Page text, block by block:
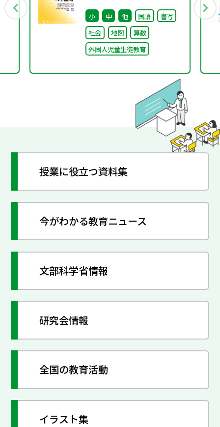
② ～「（学校内での）子
どもたちへのやさしい日
本語」～
小 中 他 国語
書写
社会
地図
算数
外国人児童生徒教育
授業に役立つ資料集
今がわかる教育ニュース
文部科学省情報
研究会情報
全国の教育活動
イラスト集